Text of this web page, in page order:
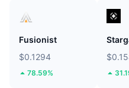
Fusionist
$0.1294
78.59%